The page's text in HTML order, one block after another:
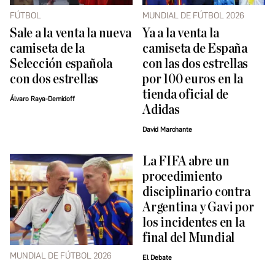
FÚTBOL
Sale a la venta la nueva
camiseta de la
Selección española
con dos estrellas
Álvaro Raya-Demidoff
MUNDIAL DE FÚTBOL 2026
Ya a la venta la
camiseta de España
con las dos estrellas
por 100 euros en la
tienda oficial de
Adidas
David Marchante
MUNDIAL DE FÚTBOL 2026
La FIFA abre un
procedimiento
disciplinario contra
Argentina y Gavi por
los incidentes en la
final del Mundial
El Debate